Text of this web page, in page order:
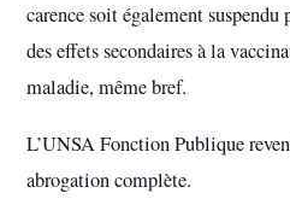
carence soit également suspendu
des effets secondaires à la
maladie, même bref.
L’UNSA Fonction Publique
abrogation complète.